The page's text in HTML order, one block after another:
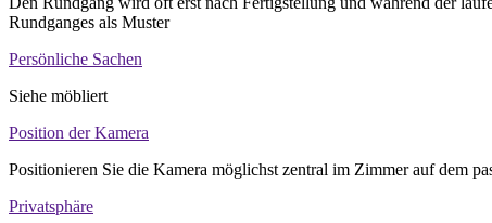
Rundganges als Muster
Persönliche Sachen
Siehe möbliert
Position der Kamera
Positionieren Sie die Kamera möglichst zentral im Zimmer auf dem
Privatsphäre